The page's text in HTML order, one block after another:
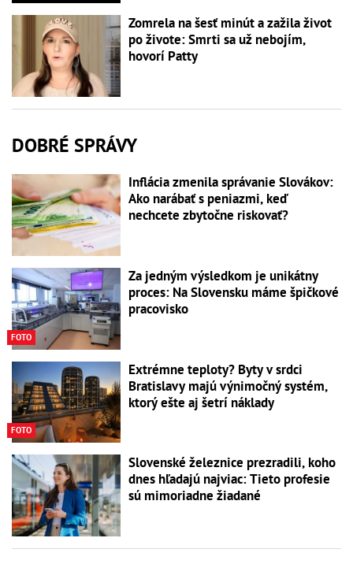
Zomrela na šesť minút a zažila život
po živote: Smrti sa už nebojím,
hovorí Patty
DOBRÉ SPRÁVY
Inflácia zmenila správanie Slovákov:
Ako narábať s peniazmi, keď
nechcete zbytočne riskovať?
FOTO
Za jedným výsledkom je unikátny
proces: Na Slovensku máme špičkové
pracovisko
FOTO
Extrémne teploty? Byty v srdci
Bratislavy majú výnimočný systém,
ktorý ešte aj šetrí náklady
Slovenské železnice prezradili, koho
dnes hľadajú najviac: Tieto profesie
sú mimoriadne žiadané